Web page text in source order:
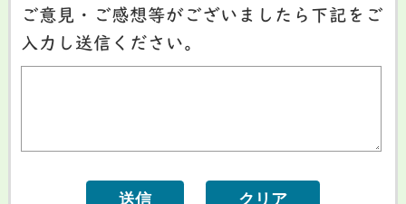
ご意見・ご感想等がございましたら下記をご
入力し送信ください。